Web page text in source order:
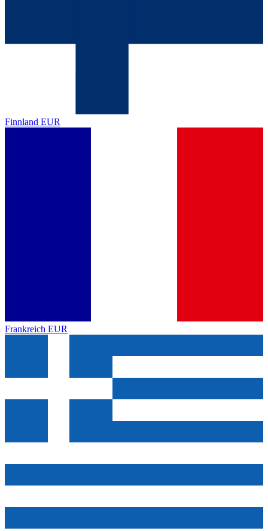
Finnland EUR
Frankreich EUR